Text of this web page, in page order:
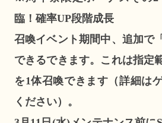
臨！確率UP段階成長
召喚イベント期間中、追加で
できるできます。これは指定
を1体召喚できます（詳細は
ください）。